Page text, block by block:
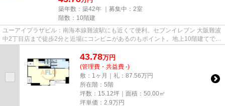
築年数：築42年 ｜募集中： 2室
階数：10階建
ユーアイプラザビル：南海本線難波駅にも近くて便利。セブンイレブン 大阪難波
中2丁目店まで徒歩2分と近場にコンビニがあるのもポイント。地上10階建てで景
色も良く、多数のお問い合わ...
43.78万円
(管理費・共益費 -)
敷：1ヶ月｜礼：87.56万円
所在階：5階
坪数：15.12坪｜面積：50.00㎡
坪単価： 2.9万円